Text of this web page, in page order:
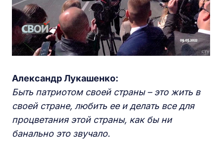
Александр Лукашенко:
Быть патриотом своей страны – это жить в
своей стране, любить ее и делать все для
процветания этой страны, как бы ни
банально это звучало.